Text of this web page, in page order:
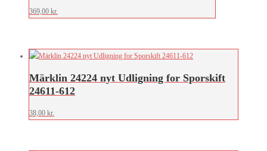
369,00 kr.
Märklin 24224 nyt Udligning for Sporskift
24611-612
38,00 kr.